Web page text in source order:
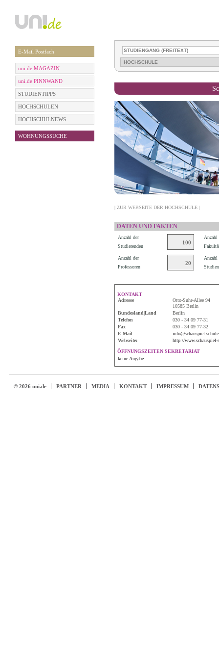
E-Mail Postfach
uni.de MAGAZIN
uni.de PINNWAND
STUDIENTIPPS
HOCHSCHULEN
HOCHSCHULNEWS
WOHNUNGSSUCHE
| ZUR WEBSEITE DER HOCHSCHULE |
DATEN UND FAKTEN
Anzahl der
Studierenden
100
Anzahl
Anzahl der
Professoren
20
Anzahl
KONTAKT
Adresse
Otto-Suhr-Allee 94
10585 Berlin
Bundesland|Land
Berlin
Telefon
030 - 34 09 77-31
Fax
030 - 34 09 77-32
E-Mail
info@schauspiel-
Webseite:
http://www.schauspiel-
ÖFFNUNGSZEITEN SEKRETARIAT
keine Angabe
© 2026 uni.de PARTNER MEDIA KONTAKT IMPRESSUM